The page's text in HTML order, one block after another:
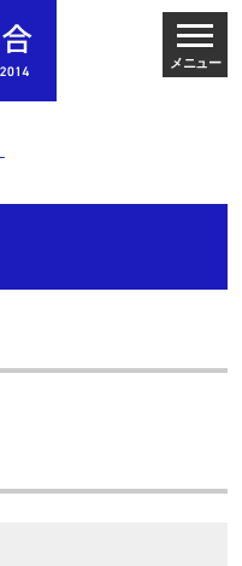
メニュー